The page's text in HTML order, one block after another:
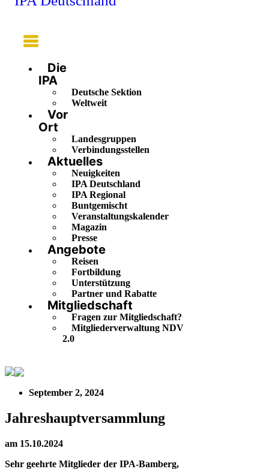
Main
Menu
Die
IPA
Deutsche Sektion
Weltweit
Vor
Ort
Landesgruppen
Verbindungsstellen
Aktuelles
Neuigkeiten
IPA Deutschland
IPA Regional
Buntgemischt
Veranstaltungskalender
Magazin
Presse
Angebote
Reisen
Fortbildung
Unterstützung
Partner und Rabatte
Mitgliedschaft
Fragen zur Mitgliedschaft?
Mitgliederverwaltung NDV
2.0
September 2, 2024
Jahreshauptversammlung
am 15.10.2024
Sehr geehrte Mitglieder der IPA-Bamberg,